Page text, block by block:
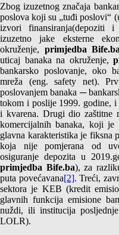
Zbog izuzetnog značaja
poslova koji su „tuđi poslovi“
izvori
izuzetno jake eksterne
okruženje, primjedba
uticaj banaka na okruženje,
bankarsko poslovanje, oko
mreža (eng. safety net).
poslovanjem banaka ─
tokom i poslije 1999. godine, i
i kvarena. Drugi dio zaštitne
komercijalnih banaka, koji je
glavna karakteristika je fiksna
koja nije pomjerana od
osiguranje depozita u
primjedba Bife.ba), za
puta povećavana[2]. Treći,
sektora je KEB (kredit
glavnih funkcija emisione
nuždi, ili institucija
LOLR).